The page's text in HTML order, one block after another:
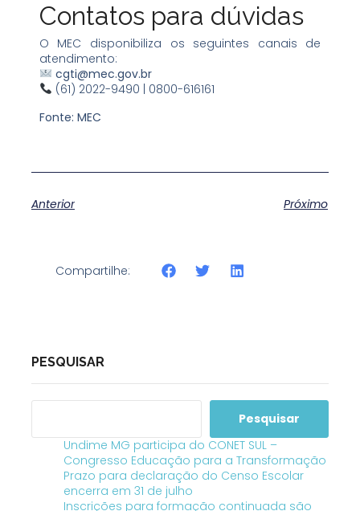
Contatos para dúvidas
O MEC disponibiliza os seguintes canais de
atendimento:
cgti@mec.gov.br
(61) 2022-9490 | 0800-616161
Fonte: MEC
Anterior Próximo
Compartilhe:
PESQUISAR
Pesquisar
Undime MG participa do CONET SUL –
Congresso Educação para a Transformação
Prazo para declaração do Censo Escolar
encerra em 31 de julho
Inscrições para formação continuada são